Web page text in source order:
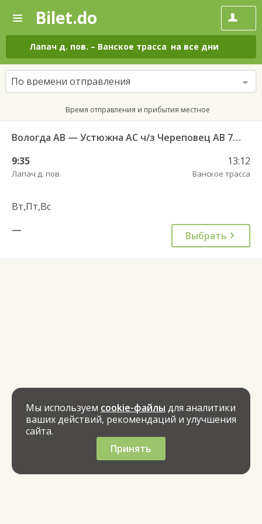
—
Поиск
и
покупка
билетов
на
автобус
онлайн
Bilet.do
Лапач д. пов. – Ванское трасса на все дни
По времени отправления
Время отправления и прибытия местное
Вологда АВ — Устюжна АС ч/з Череповец АВ 762
9:35
Лапач д. пов.
13:12
Ванское трасса
Вт,Пт,Вс
—
Выбрать
Мы используем cookie-файлы для аналитики
ваших действий, рекомендаций и улучшения
сайта.
Принять